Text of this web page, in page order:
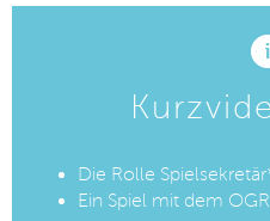
Die Rolle
Ein Spiel mit dem OGR